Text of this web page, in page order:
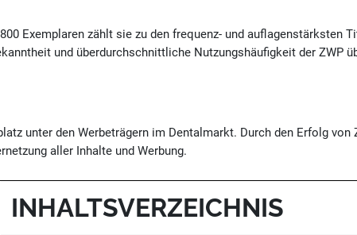
Exemplaren zählt sie zu den frequenz- und auflagenstärksten
und überdurchschnittliche Nutzungshäufigkeit der ZWP
unter den Werbeträgern im Dentalmarkt. Durch den Erfolg von
aller Inhalte und Werbung.
INHALTSVERZEICHNIS